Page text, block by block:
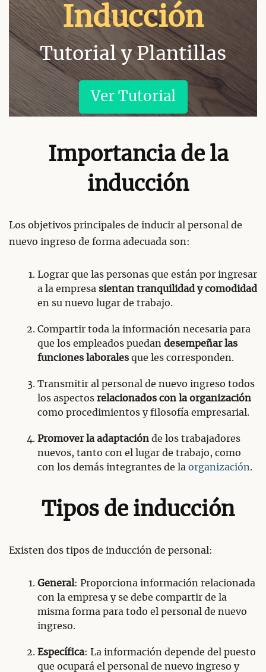
Inducción
Tutorial y Plantillas
Ver Tutorial
Importancia de la
inducción
Los objetivos principales de inducir al personal de
nuevo ingreso de forma adecuada son:
Lograr que las personas que están por ingresar
a la empresa sientan tranquilidad y comodidad
en su nuevo lugar de trabajo.
Compartir toda la información necesaria para
que los empleados puedan desempeñar las
funciones laborales que les corresponden.
Transmitir al personal de nuevo ingreso todos
los aspectos relacionados con la organización
como procedimientos y filosofía empresarial.
Promover la adaptación de los trabajadores
nuevos, tanto con el lugar de trabajo, como
con los demás integrantes de la organización.
Tipos de inducción
Existen dos tipos de inducción de personal:
General: Proporciona información relacionada
con la empresa y se debe compartir de la
misma forma para todo el personal de nuevo
ingreso.
Específica: La información depende del puesto
que ocupará el personal de nuevo ingreso y